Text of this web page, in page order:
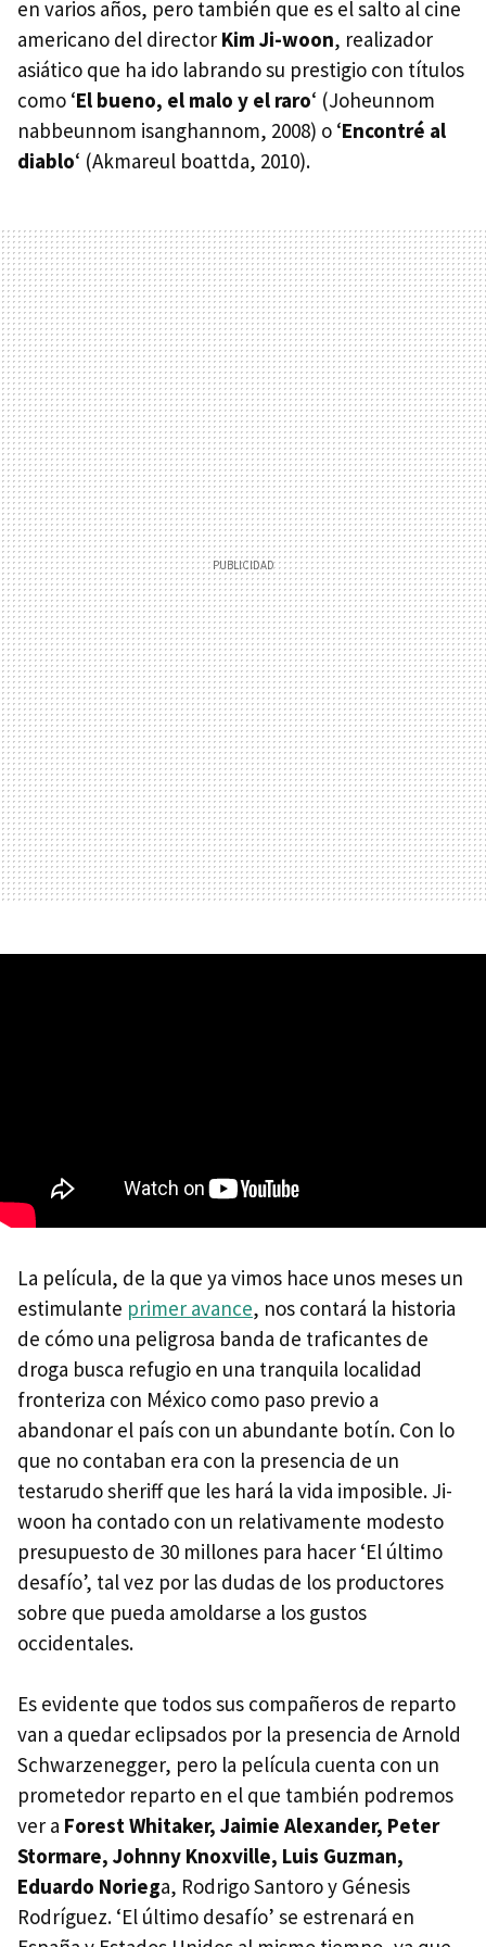
en varios años, pero también que es el salto al cine
americano del director Kim Ji-woon, realizador
asiático que ha ido labrando su prestigio con títulos
como ‘El bueno, el malo y el raro‘ (Joheunnom
nabbeunnom isanghannom, 2008) o ‘Encontré al
diablo‘ (Akmareul boattda, 2010).
La película, de la que ya vimos hace unos meses un
estimulante primer avance, nos contará la historia
de cómo una peligrosa banda de traficantes de
droga busca refugio en una tranquila localidad
fronteriza con México como paso previo a
abandonar el país con un abundante botín. Con lo
que no contaban era con la presencia de un
testarudo sheriff que les hará la vida imposible. Ji-
woon ha contado con un relativamente modesto
presupuesto de 30 millones para hacer ‘El último
desafío’, tal vez por las dudas de los productores
sobre que pueda amoldarse a los gustos
occidentales.
Es evidente que todos sus compañeros de reparto
van a quedar eclipsados por la presencia de Arnold
Schwarzenegger, pero la película cuenta con un
prometedor reparto en el que también podremos
ver a Forest Whitaker, Jaimie Alexander, Peter
Stormare, Johnny Knoxville, Luis Guzman,
Eduardo Noriega, Rodrigo Santoro y Génesis
Rodríguez. ‘El último desafío’ se estrenará en